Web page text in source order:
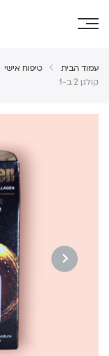
עמוד הבית טיפוח אישי
קולגן 2 ב-1